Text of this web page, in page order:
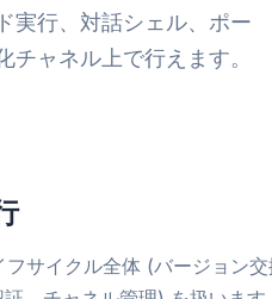
実行、対話シェル、ポー
チャネル上で行えます。
サイクル全体 (バージョン